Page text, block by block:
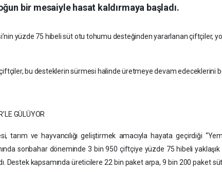
bir mesaiyle hasat kaldırmaya başladı.
yüzde 75 hibeli süt otu tohumu desteğinden yararlanan çiftçiler,
bu desteklerin sürmesi halinde üretmeye devam edeceklerini
GÜLÜYOR
tarım ve hayvancılığı geliştirmek amacıyla hayata geçirdiği
sonbahar döneminde 3 bin 950 çiftçiye yüzde 75 hibeli
Destek kapsamında üreticilere 22 bin paket arpa, 9 bin 200 paket